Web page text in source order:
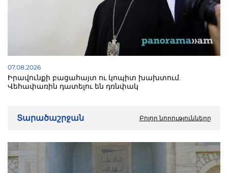
07.08.2026
Իրավունքի բացահայտ ու կոպիտ խախտում.
Վեհափառին դատելու են դռնփակ
Տարածաշրջան Բոլոր նորությունները